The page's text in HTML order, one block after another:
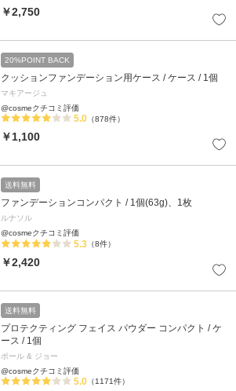
￥2,750
20%POINT BACK
クッションファンデーション用ケース / ケース / 1個
マキアージュ
@cosmeクチコミ評価
5.0 （878件）
￥1,100
送料無料
ファンデーションコンパクト / 1個(63g)、1枚
ルナソル
@cosmeクチコミ評価
5.3 （8件）
￥2,420
送料無料
プロテクティング フェイス パウダー コンパクト / ケ
ース / 1個
ポール & ジョー
@cosmeクチコミ評価
5.0 （1171件）